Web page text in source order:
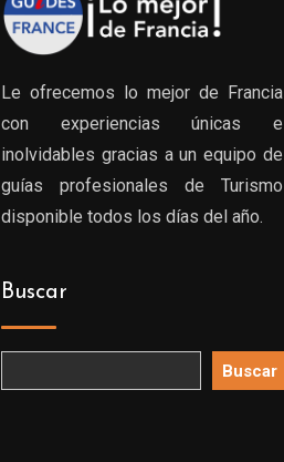
Le ofrecemos lo mejor de Francia
con experiencias únicas e
inolvidables gracias a un equipo de
guías profesionales de Turismo
disponible todos los días del año.
Buscar
Buscar